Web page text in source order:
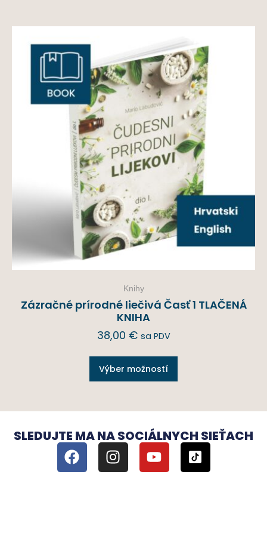
Knihy
Zázračné prírodné liečivá Časť 1 TLAČENÁ
KNIHA
38,00 € sa PDV
Výber možností
SLEDUJTE MA NA SOCIÁLNYCH SIEŤACH